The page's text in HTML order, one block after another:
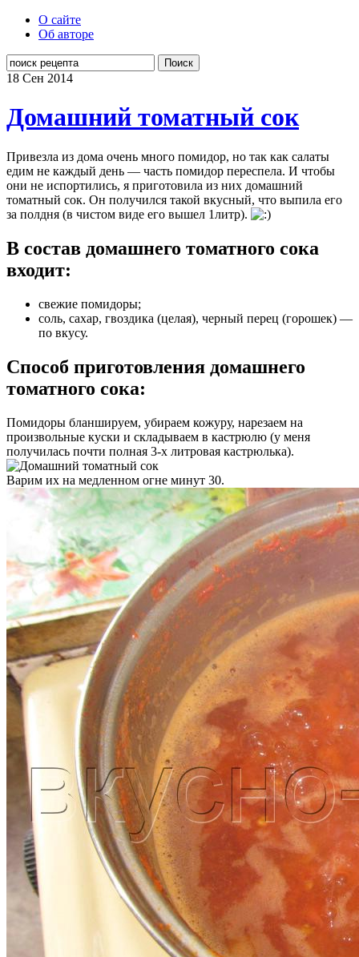
О сайте
Об авторе
Поиск
18 Сен 2014
Домашний томатный сок
Привезла из дома очень много помидор, но так как салаты
едим не каждый день — часть помидор переспела. И чтобы
они не испортились, я приготовила из них домашний
томатный сок. Он получился такой вкусный, что выпила его
за полдня (в чистом виде его вышел 1литр).
В состав домашнего томатного сока
входит:
свежие помидоры;
соль, сахар, гвоздика (целая), черный перец (горошек) —
по вкусу.
Способ приготовления домашнего
томатного сока:
Помидоры бланшируем, убираем кожуру, нарезаем на
произвольные куски и складываем в кастрюлю (у меня
получилась почти полная 3-х литровая кастрюлька).
Варим их на медленном огне минут 30.